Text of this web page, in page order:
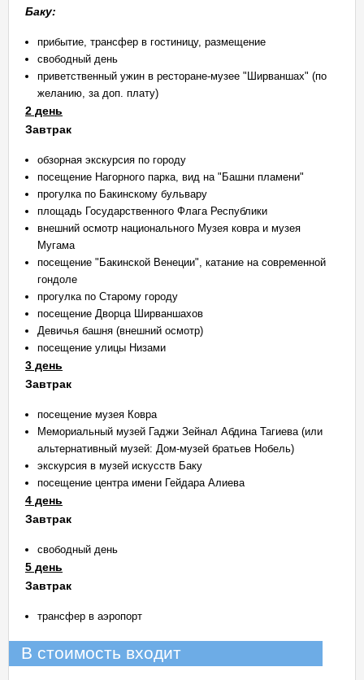
Баку:
прибытие, трансфер в гостиницу, размещение
свободный день
приветственный ужин в ресторане-музее "Ширваншах" (по
желанию, за доп. плату)
2 день
Завтрак
обзорная экскурсия по городу
посещение Нагорного парка, вид на "Башни пламени"
прогулка по Бакинскому бульвару
площадь Государственного Флага Республики
внешний осмотр национального Музея ковра и музея
Мугама
посещение "Бакинской Венеции", катание на современной
гондоле
прогулка по Старому городу
посещение Дворца Ширваншахов
Девичья башня (внешний осмотр)
посещение улицы Низами
3 день
Завтрак
посещение музея Ковра
Мемориальный музей Гаджи Зейнал Абдина Тагиева (или
альтернативный музей: Дом-музей братьев Нобель)
экскурсия в музей искусств Баку
посещение центра имени Гейдара Алиева
4 день
Завтрак
свободный день
5 день
Завтрак
трансфер в аэропорт
В стоимость входит